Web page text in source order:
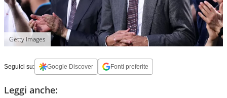
Getty Images
Seguici su: Google Discover Fonti preferite
Leggi anche: